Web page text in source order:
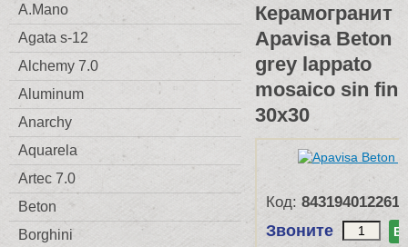
A.Mano
Agata s-12
Alchemy 7.0
Aluminum
Anarchy
Aquarela
Artec 7.0
Beton
Borghini
Керамогранит
Apavisa Beton
grey lappato
mosaico sin fin
30x30
Код: 8431940122613
Звоните В